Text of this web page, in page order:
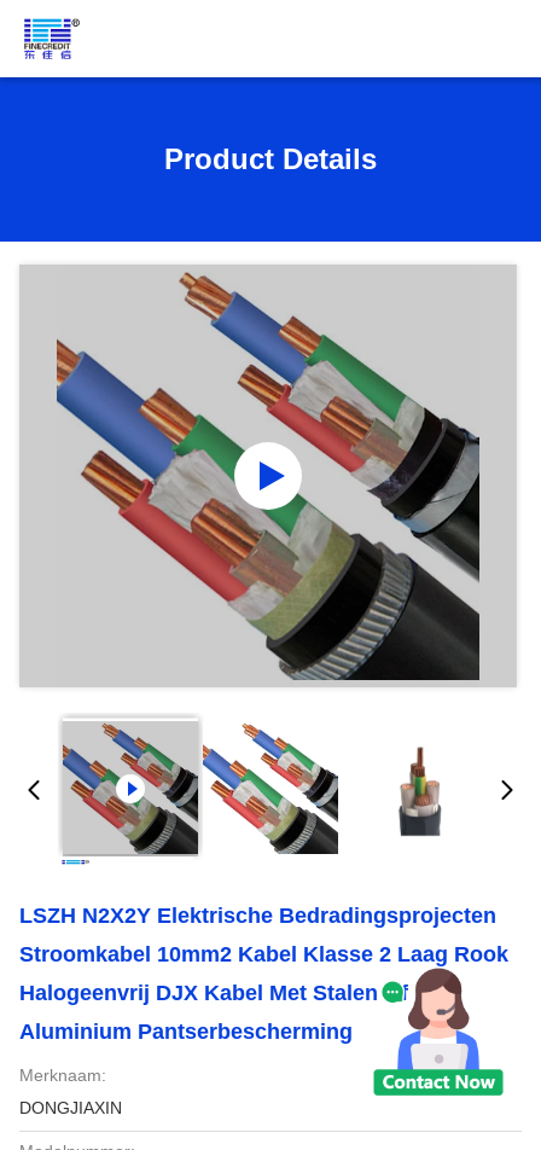
Product Details
LSZH N2X2Y Elektrische Bedradingsprojecten
Stroomkabel 10mm2 Kabel Klasse 2 Laag Rook
Halogeenvrij DJX Kabel Met Stalen Of
Aluminium Pantserbescherming
Merknaam:
DONGJIAXIN